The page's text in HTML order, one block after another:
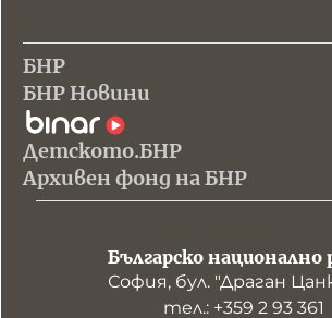
БНР
БНР Новини
Детското.БНР
Архивен фонд на БНР
Българско национално
София, бул. "Драган
тел.: +359 2 93 361